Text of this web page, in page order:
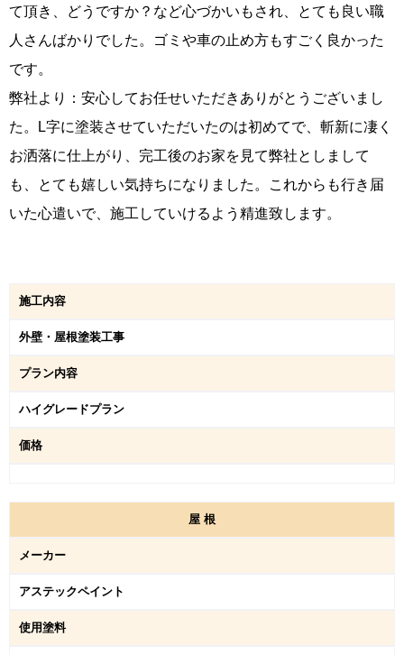
て頂き、どうですか？など心づかいもされ、とても良い職
人さんばかりでした。ゴミや車の止め方もすごく良かった
です。
弊社より：安心してお任せいただきありがとうございまし
た。L字に塗装させていただいたのは初めてで、斬新に凄く
お洒落に仕上がり、完工後のお家を見て弊社としまして
も、とても嬉しい気持ちになりました。これからも行き届
いた心遣いで、施工していけるよう精進致します。
施工内容
外壁・屋根塗装工事
プラン内容
ハイグレードプラン
価格
屋 根
メーカー
アステックペイント
使用塗料